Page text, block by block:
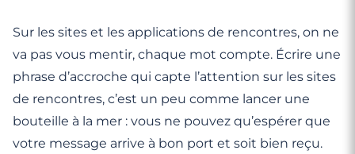
Sur les sites et les applications de rencontres, on ne
va pas vous mentir, chaque mot compte. Écrire une
phrase d’accroche qui capte l’attention sur les sites
de rencontres, c’est un peu comme lancer une
bouteille à la mer : vous ne pouvez qu’espérer que
votre message arrive à bon port et soit bien reçu.